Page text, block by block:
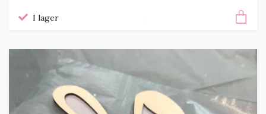
I lager